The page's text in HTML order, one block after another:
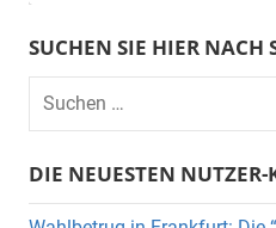
SUCHEN SIE HIER NACH
DIE NEUESTEN